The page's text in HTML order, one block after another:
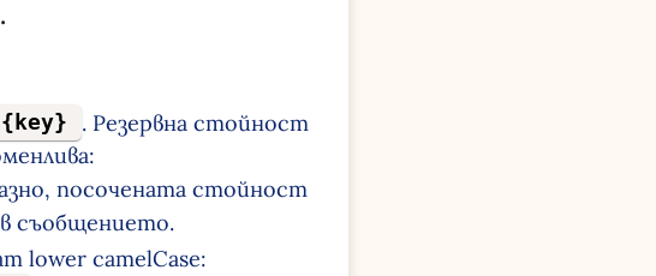
. Резервна стойност
посочената стойност
съобщението.
lower camelCase: